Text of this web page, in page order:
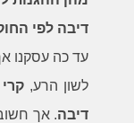
דיבה לפי
עד כה עסקנו
לשון הרע,
דיבה. אך